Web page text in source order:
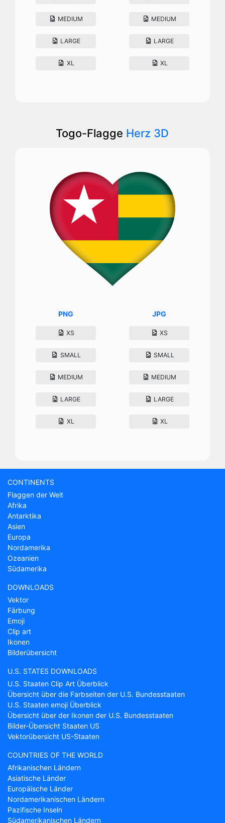
MEDIUM
LARGE
XL
MEDIUM
LARGE
XL
Togo-Flagge Herz 3D
PNG
XS
SMALL
MEDIUM
LARGE
XL
JPG
XS
SMALL
MEDIUM
LARGE
XL
CONTINENTS
Flaggen der Welt
Afrika
Antarktika
Asien
Europa
Nordamerika
Ozeanien
Südamerika
DOWNLOADS
Vektor
Färbung
Emoji
Clip art
Ikonen
Bilderübersicht
U.S. STATES DOWNLOADS
U.S. Staaten Clip Art Überblick
Übersicht über die Farbseiten der U.S. Bundesstaaten
U.S. Staaten emoji Überblick
Übersicht über der Ikonen der U.S. Bundesstaaten
Bilder-Übersicht Staaten US
Vektorübersicht US-Staaten
COUNTRIES OF THE WORLD
Afrikanischen Ländern
Asiatische Länder
Europäische Länder
Nordamerikanischen Ländern
Pazifische Inseln
Südamerikanischen Ländern